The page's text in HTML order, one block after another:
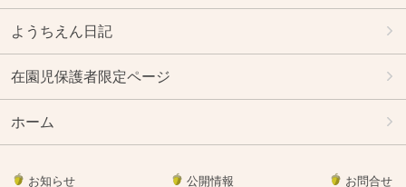
ようちえん日記
在園児保護者限定ページ
ホーム
お知らせ 公開情報 お問合せ